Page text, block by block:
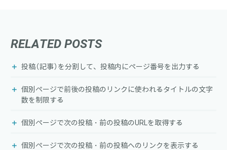
RELATED POSTS
投稿（記事）を分割して、投稿内にページ番号を出力する
個別ページで前後の投稿のリンクに使われるタイトルの文字
数を制限する
個別ページで次の投稿・前の投稿のURLを取得する
個別ページで次の投稿・前の投稿へのリンクを表示する